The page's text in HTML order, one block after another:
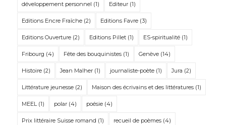
développement personnel (1) Editeur(1)
Editions Encre Fraîche(2) Editions Favre(3)
Editions Ouverture(2) Editions Pillet(1) ES-spiritualité(1)
Fribourg (4) Fête des bouquinistes(1) Genève(14)
Histoire(2) Jean Malher(1) journaliste-poète(1) Jura (2)
Littérature jeunesse(2) Maison des écrivains et des littératures(1)
MEEL(1) polar(4) poésie(4)
Prix littéraire Suisse romand (1) recueil de poèmes(4)